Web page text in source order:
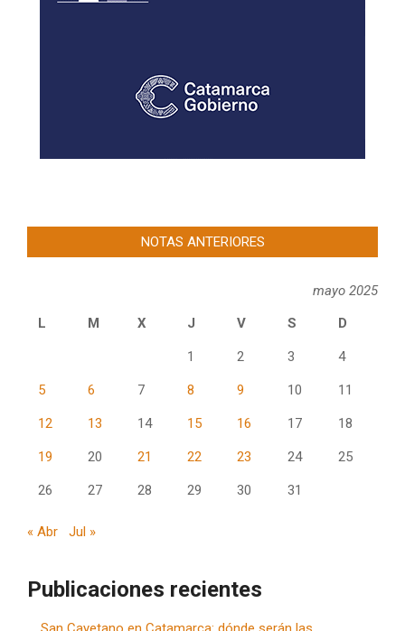
NOTAS ANTERIORES
mayo 2025
L
M X J V S D
1 2 3 4
5 6 7 8 9 10 11
12 13 14 15 16 17 18
19 20 21 22 23 24 25
26 27 28 29 30 31
« Abr Jul »
Publicaciones recientes